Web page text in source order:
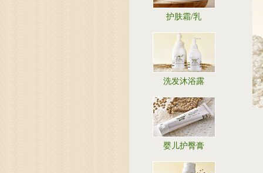
护肤霜/乳
洗发沐浴露
婴儿护臀膏